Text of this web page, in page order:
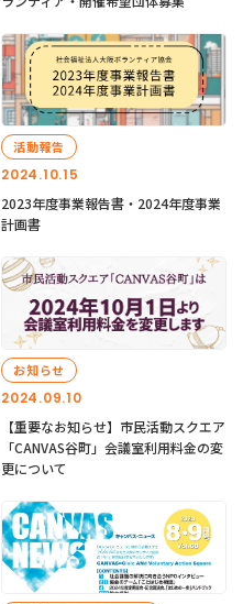
2024.10.15
活動報告
2023年度事業報告書・2024年度事業
計画書
2024.09.10
お知らせ
【重要なお知らせ】市民活動スクエア
「CANVAS谷町」会議室利用料金の変
更について